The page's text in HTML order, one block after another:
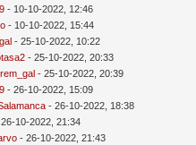
- 10-10-2022, 12:46
- 10-10-2022, 15:44
- 25-10-2022, 10:22
- 25-10-2022, 20:33
- 25-10-2022, 20:39
- 26-10-2022, 15:09
- 26-10-2022, 18:38
10-2022, 21:34
- 26-10-2022, 21:43